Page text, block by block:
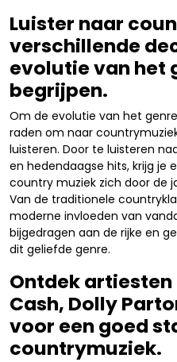
Luister naar
verschillende
evolutie van het
begrijpen.
Om de evolutie van het
raden om naar
luisteren. Door te luisteren
en hedendaagse hits, krijg je
country muziek zich door de
Van de traditionele
moderne invloeden van
bijgedragen aan de rijke en
dit geliefde genre.
Ontdek
Cash, Dolly
voor een goed
countrymuziek.